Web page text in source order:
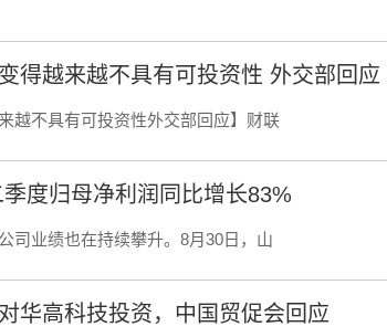
得越来越不具有可投资性 外交部回应
越不具有可投资性外交部回应】财联
度归母净利润同比增长83%
司业绩也在持续攀升。8月30日，山
华高科技投资，中国贸促会回应